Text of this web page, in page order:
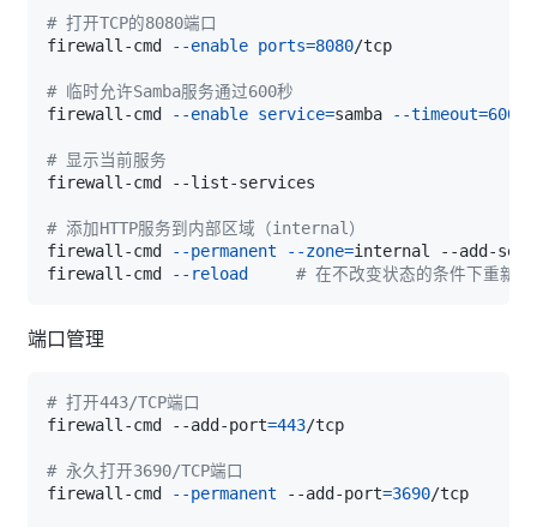
# 打开TCP的8080端口
firewall-cmd
--enable ports=8080
# 临时允许Samba服务通过600秒
firewall-cmd
--enable service=samba --timeout=600
# 显示当前服务
# 添加HTTP服务到内部区域（internal）
firewall-cmd
--permanent --zone=internal --add-
firewall-cmd
--reload # 在不改变状态的条件下重新加
端口管理
# 打开443/TCP端口
firewall-cmd --add-port=443
# 永久打开3690/TCP端口
firewall-cmd
--permanent --add-port=3690